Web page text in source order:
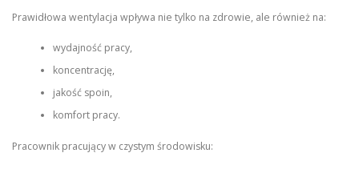
Prawidłowa wentylacja wpływa nie tylko na zdrowie, ale również na:
wydajność pracy,
koncentrację,
jakość spoin,
komfort pracy.
Pracownik pracujący w czystym środowisku: